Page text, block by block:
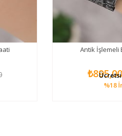
Antik İşlemeli
₺895,00
%18